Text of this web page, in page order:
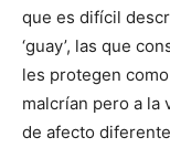
que es difícil
‘guay’, las que
les protegen
malcrían pero a la
de afecto